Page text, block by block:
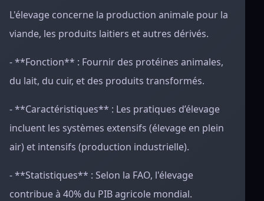
L'élevage concerne la production animale pour la
viande, les produits laitiers et autres dérivés.
- **Fonction** : Fournir des protéines animales,
du lait, du cuir, et des produits transformés.
- **Caractéristiques** : Les pratiques d’élevage
incluent les systèmes extensifs (élevage en plein
air) et intensifs (production industrielle).
- **Statistiques** : Selon la FAO, l'élevage
contribue à 40% du PIB agricole mondial.